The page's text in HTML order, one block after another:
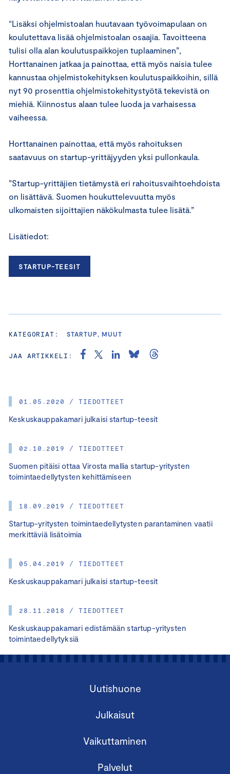
01.05.2020 / TIEDOTTEET
Keskuskauppakamari julkaisi startup-teesit
02.10.2019 / TIEDOTTEET
Suomen pitäisi ottaa Virosta mallia startup-yritysten
toimintaedellytysten kehittämiseen
18.09.2019 / TIEDOTTEET
Startup-yritysten toimintaedellytysten parantaminen vaatii
merkittäviä lisätoimia
05.04.2019 / TIEDOTTEET
Keskuskauppakamari julkaisi startup-teesit
28.11.2018 / TIEDOTTEET
Keskuskauppakamari edistämään startup-yritysten
toimintaedellytyksiä
“Lisäksi ohjelmistoalan huutavaan työvoimapulaan on
koulutettava lisää ohjelmistoalan osaajia. Tavoitteena
tulisi olla alan koulutuspaikkojen tuplaaminen”,
Horttanainen jatkaa ja painottaa, että myös naisia tulee
kannustaa ohjelmistokehityksen koulutuspaikkoihin, sillä
nyt 90 prosenttia ohjelmistokehitystyötä tekevistä on
miehiä. Kiinnostus alaan tulee luoda ja varhaisessa
vaiheessa.
Horttanainen painottaa, että myös rahoituksen
saatavuus on startup-yrittäjyyden yksi pullonkaula.
”Startup-yrittäjien tietämystä eri rahoitusvaihtoehdoista
on lisättävä. Suomen houkuttelevuutta myös
ulkomaisten sijoittajien näkökulmasta tulee lisätä.”
Lisätiedot:
STARTUP-TEESIT
KATEGORIAT: STARTUP, MUUT
JAA ARTIKKELI:
Uutishuone
Julkaisut
Vaikuttaminen
Palvelut